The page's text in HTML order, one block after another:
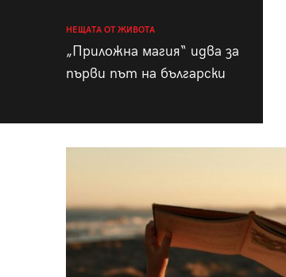
НЕЩАТА ОТ ЖИВОТА
„Приложна магия“ идва за
първи път на български